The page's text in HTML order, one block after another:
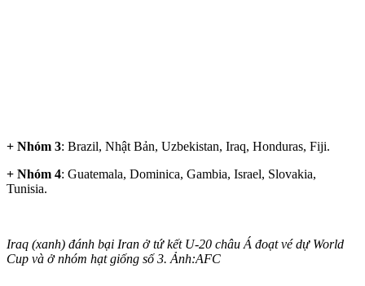
+ Nhóm 3: Brazil, Nhật Bản, Uzbekistan, Iraq, Honduras, Fiji.
+ Nhóm 4: Guatemala, Dominica, Gambia, Israel, Slovakia,
Tunisia.
Iraq (xanh) đánh bại Iran ở tứ kết U-20 châu Á đoạt vé dự World
Cup và ở nhóm hạt giống số 3. Ảnh:AFC